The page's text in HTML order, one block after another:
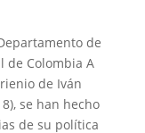
de
de Colombia A
de Iván
se han hecho
de su política